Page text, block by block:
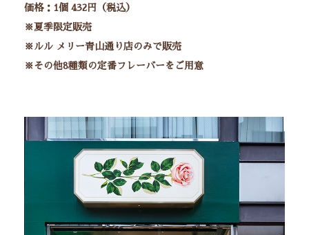
価格：1個 432円（税込）
※夏季限定販売
※ルル メリー青山通り店のみで販売
※その他8種類の定番フレーバーをご用意